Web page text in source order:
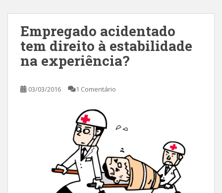
Empregado acidentado
tem direito à estabilidade
na experiência?
03/03/2016 1 Comentário